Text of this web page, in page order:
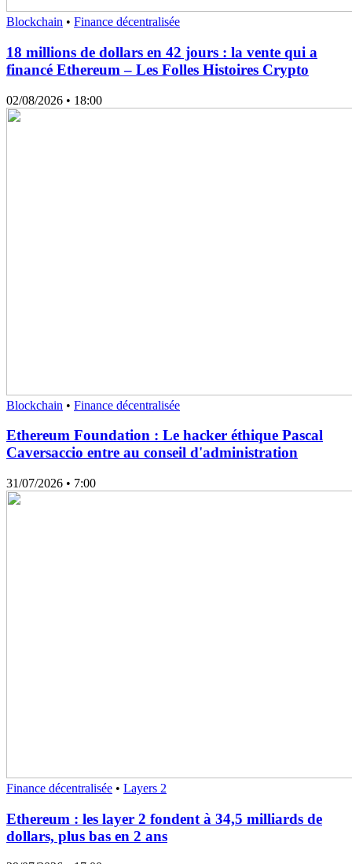
Blockchain • Finance décentralisée
18 millions de dollars en 42 jours : la vente qui a
financé Ethereum – Les Folles Histoires Crypto
02/08/2026 • 18:00
Blockchain • Finance décentralisée
Ethereum Foundation : Le hacker éthique Pascal
Caversaccio entre au conseil d'administration
31/07/2026 • 7:00
Finance décentralisée • Layers 2
Ethereum : les layer 2 fondent à 34,5 milliards de
dollars, plus bas en 2 ans